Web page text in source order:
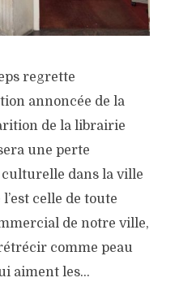
regrette
annoncée de la
de la librairie
une perte
dans la ville
celle de toute
de notre ville,
comme peau
aiment les...